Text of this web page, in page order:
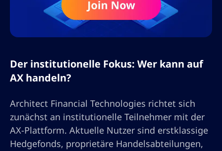
Der institutionelle Fokus: Wer kann auf
AX handeln?
Architect Financial Technologies richtet sich
zunächst an institutionelle Teilnehmer mit der
AX-Plattform. Aktuelle Nutzer sind erstklassige
Hedgefonds, proprietäre Handelsabteilungen,